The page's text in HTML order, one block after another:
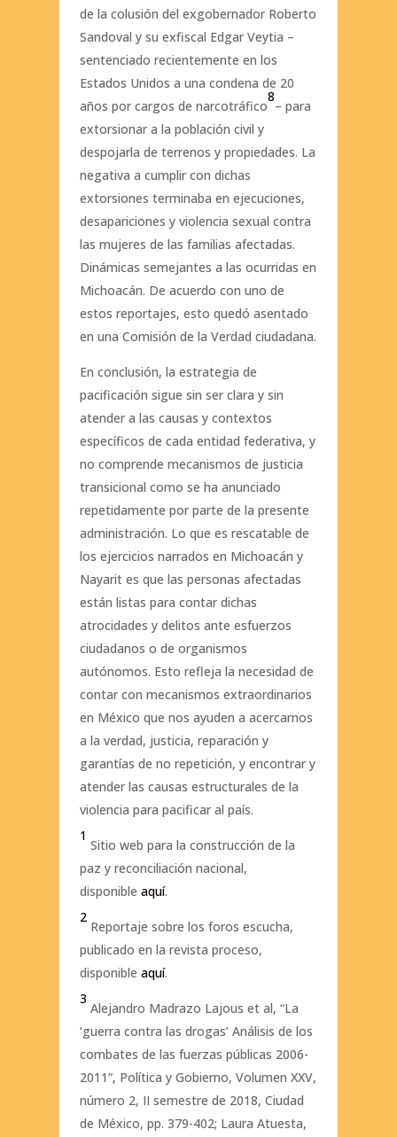
de la colusión del exgobernador Roberto
Sandoval y su exfiscal Edgar Veytia –
sentenciado recientemente en los
Estados Unidos a una condena de 20
años por cargos de narcotráfico
8
– para
extorsionar a la población civil y
despojarla de terrenos y propiedades. La
negativa a cumplir con dichas
extorsiones terminaba en ejecuciones,
desapariciones y violencia sexual contra
las mujeres de las familias afectadas.
Dinámicas semejantes a las ocurridas en
Michoacán. De acuerdo con uno de
estos reportajes, esto quedó asentado
en una Comisión de la Verdad ciudadana.
En conclusión, la estrategia de
pacificación sigue sin ser clara y sin
atender a las causas y contextos
específicos de cada entidad federativa, y
no comprende mecanismos de justicia
transicional como se ha anunciado
repetidamente por parte de la presente
administración. Lo que es rescatable de
los ejercicios narrados en Michoacán y
Nayarit es que las personas afectadas
están listas para contar dichas
atrocidades y delitos ante esfuerzos
ciudadanos o de organismos
autónomos. Esto refleja la necesidad de
contar con mecanismos extraordinarios
en México que nos ayuden a acercarnos
a la verdad, justicia, reparación y
garantías de no repetición, y encontrar y
atender las causas estructurales de la
violencia para pacificar al país.
1
Sitio web para la construcción de la
paz y reconciliación nacional,
disponible aquí.
2
Reportaje sobre los foros escucha,
publicado en la revista proceso,
disponible aquí.
3
Alejandro Madrazo Lajous et al, “La
‘guerra contra las drogas’ Análisis de los
combates de las fuerzas públicas 2006-
2011”, Política y Gobierno, Volumen XXV,
número 2, II semestre de 2018, Ciudad
de México, pp. 379-402; Laura Atuesta,